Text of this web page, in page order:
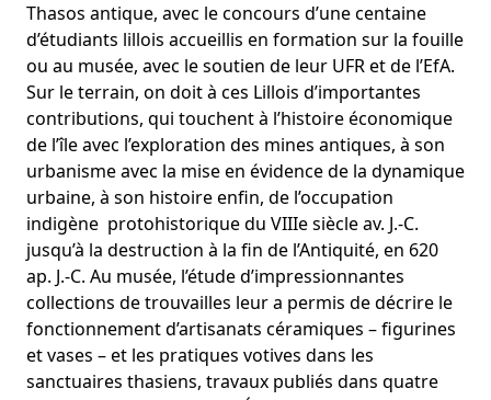
Thasos antique, avec le concours d’une centaine
d’étudiants lillois accueillis en formation sur la fouille
ou au musée, avec le soutien de leur UFR et de l’EfA.
Sur le terrain, on doit à ces Lillois d’importantes
contributions, qui touchent à l’histoire économique
de l’île avec l’exploration des mines antiques, à son
urbanisme avec la mise en évidence de la dynamique
urbaine, à son histoire enfin, de l’occupation
indigène protohistorique du VIIIe siècle av. J.-C.
jusqu’à la destruction à la fin de l’Antiquité, en 620
ap. J.-C. Au musée, l’étude d’impressionnantes
collections de trouvailles leur a permis de décrire le
fonctionnement d’artisanats céramiques – figurines
et vases – et les pratiques votives dans les
sanctuaires thasiens, travaux publiés dans quatre